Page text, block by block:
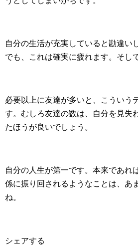
自分の生活が充実していると勘違い
でも、これは確実に疲れます。そし
必要以上に友達が多いと、こういう
す。むしろ友達の数は、自分を見失
たほうが良いでしょう。
自分の人生が第一です。本来であれ
係に振り回されるようなことは、あ
ね。
シェアする